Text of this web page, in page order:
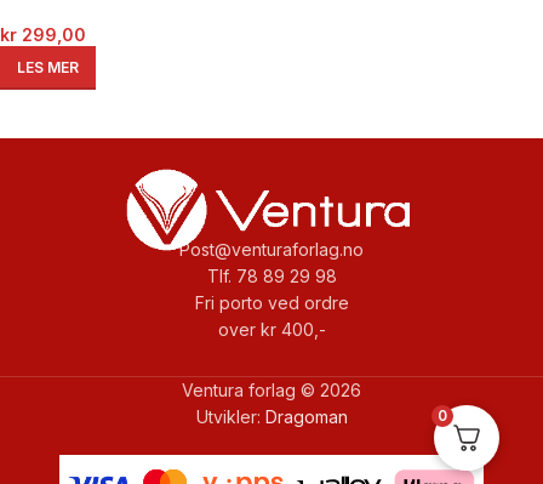
kr 299,00
LES MER
Post@venturaforlag.no
Tlf. 78 89 29 98
Fri porto ved ordre
over kr 400,-
Ventura forlag © 2026
Utvikler: Dragoman 0